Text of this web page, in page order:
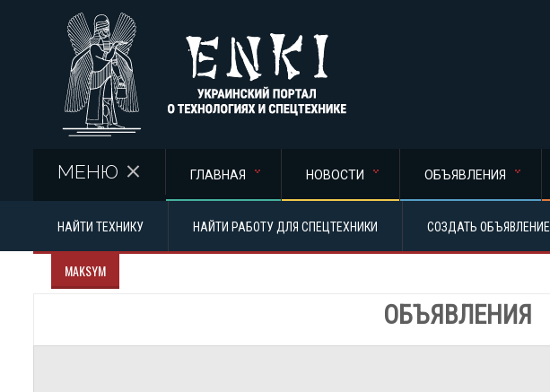
МЕНЮ ГЛАВНАЯ НОВОСТИ ОБЪЯВЛЕНИЯ
НАЙТИ ТЕХНИКУ НАЙТИ РАБОТУ ДЛЯ СПЕЦТЕХНИКИ СОЗДАТЬ ОБЪЯВЛЕНИЕ
MAKSYM
ОБЪЯВЛЕНИЯ